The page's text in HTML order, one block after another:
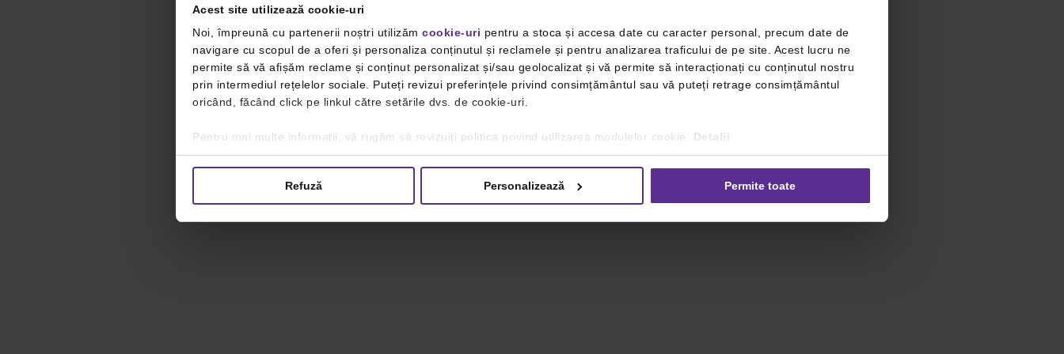
Acest site utilizează cookie-uri
Noi, împreună cu partenerii noștri utilizăm cookie-uri pentru a stoca și accesa date cu caracter personal, precum date de
navigare cu scopul de a oferi și personaliza conținutul și reclamele și pentru analizarea traficului de pe site. Acest lucru ne
permite să vă afișăm reclame și conținut personalizat și/sau geolocalizat și vă permite să interacționați cu conținutul nostru
prin intermediul rețelelor sociale. Puteți revizui preferințele privind consimțământul sau vă puteți retrage consimțământul
oricând, făcând click pe linkul către setările dvs. de cookie-uri.
Pentru mai multe informații, vă rugăm să revizuiți politica privind utilizarea modulelor cookie. Detalii
Refuză Personalizează Permite toate